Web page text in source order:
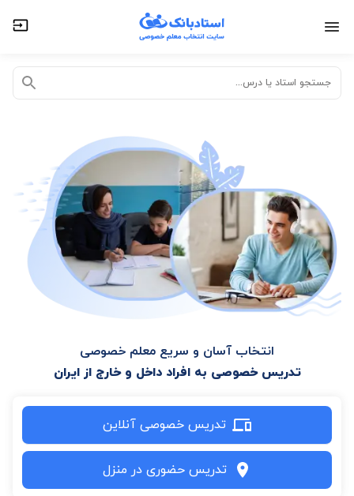
جستجو استاد یا درس...
انتخاب آسان و سریع معلم خصوصی
تدریس خصوصی به افراد داخل و خارج از ایران
تدریس خصوصی آنلاین
تدریس حضوری در منزل
تدریس خصوصی آنلاین